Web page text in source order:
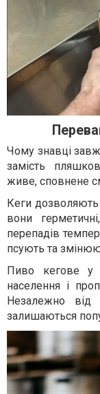
Чому знавці
замість
живе, сповнене
Кеги дозволяють
вони
перепадів
псують та
Пиво кегове у
населення і
Незалежно від
залишаються